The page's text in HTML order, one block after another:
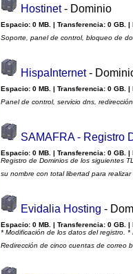
Hostinet- Dominio
Espacio: 0 MB. | Transferencia: 0 GB.
Soporte, panel de control, bloqueo de
HispaInternet-
Espacio: 0 MB. | Transferencia: 0 GB.
Panel de control, servicio dns, redirección
SAMAFRA - Registro
Espacio: 0 MB. | Transferencia: 0 GB.
Registro de Dominios de los siguientes
su nombre con total libertad para
Evidalia Hosting -
Espacio: 0 MB. | Transferencia: 0 GB.
* Modificación de los datos del registro.
Redirección de cinco cuentas de correo